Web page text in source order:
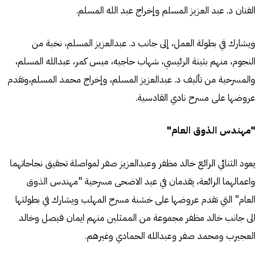
الفنان د. عبد العزيز المسلم وإخراج عبد الله المسلم.
ويشارك في بطولة العمل، إلى جانب د. عبدالعزيز المسلم، نخبة من
النجوم، منهم بثينة الرئيسي، شهاب حاجيه، ميس كمر، عبدالله المسلم،
والمسرحية من تأليف د. عبدالعزيز المسلم، وإخراج محمد المسلم،وتقدم
عروضها على مسرح نادي القادسية.
"مهندس الذوق العام"
يعود الثنائي الرائع خالد مظفر وعبدالعزيز صفر لمواصلة تحقيق نجاحاتهما
واعمالهما الرائعة، يقدمان في عيد الاضحى مسرحية "مهندس الذوق
العام" التي تقدم عروضها على خشبة مسرح المهلب ويشارك في بطولتها
الى جانب خالد مظفر مجموعة من الممثلين منهم ايمان فيصل وخالد
العجيرب ومحمد صفر وعبدالله الحمادي وغيرهم.